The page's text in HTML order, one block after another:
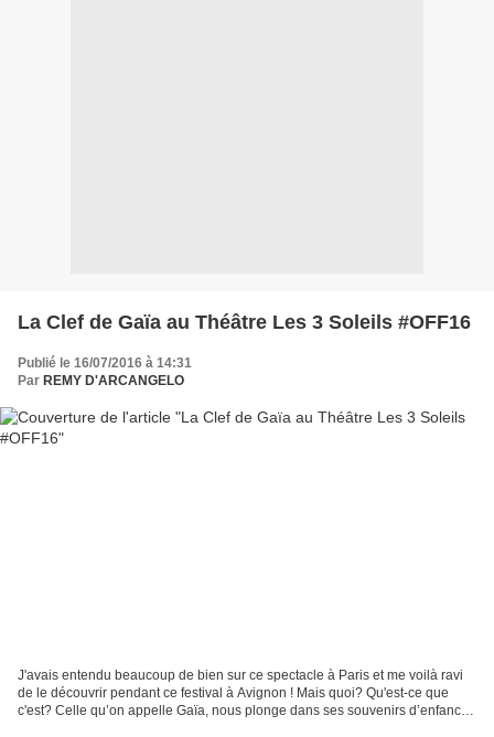
La Clef de Gaïa au Théâtre Les 3 Soleils #OFF16
Publié le 16/07/2016 à 14:31
Par REMY D'ARCANGELO
J'avais entendu beaucoup de bien sur ce spectacle à Paris et me voilà ravi
de le découvrir pendant ce festival à Avignon ! Mais quoi? Qu'est-ce que
c'est? Celle qu’on appelle Gaïa, nous plonge dans ses souvenirs d’enfance